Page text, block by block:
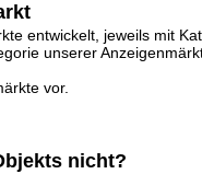
entwickelt, jeweils mit
unserer
vor.
nicht?